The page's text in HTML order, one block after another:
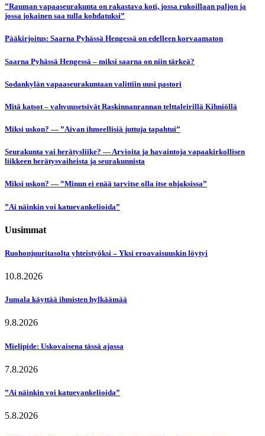
”Rauman vapaaseurakunta on rakastava koti, jossa rukoillaan paljon ja
jossa jokainen saa tulla kohdatuksi”
Pääkirjoitus: Saarna Pyhässä Hengessä on edelleen korvaamaton
Saarna Pyhässä Hengessä – miksi saarna on niin tärkeä?
Sodankylän vapaaseurakuntaan valittiin uusi pastori
Mitä katsot – vahvuusetsivät Raskinnanrannan telttaleirillä Kihniöllä
Miksi uskon? — ”Aivan ihmeellisiä juttuja tapahtui”
Seurakunta vai herätysliike? — Arvioita ja havaintoja vapaakirkollisen
liikkeen herätysvaiheista ja seurakunnista
Miksi uskon? — ”Minun ei enää tarvitse olla itse ohjaksissa”
”Ai näinkin voi katuevankelioida”
Uusimmat
Ruohonjuuritasolta yhteistyöksi – Yksi eroavaisuuskin löytyi
10.8.2026
Jumala käyttää ihmisten hylkäämää
9.8.2026
Mielipide: Uskovaisena tässä ajassa
7.8.2026
”Ai näinkin voi katuevankelioida”
5.8.2026